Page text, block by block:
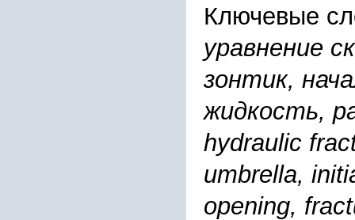
Ключевые
уравнение
зонтик,
жидкость,
hydraulic
umbrella,
opening,